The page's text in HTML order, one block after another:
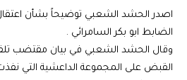
اصدر الحشد الشعبي توضيحاً بشأن
الضابط ابو بكر السامرائي .
وقال الحشد الشعبي في بيان مقتضب
القبض على المجموعة الداعشية التي